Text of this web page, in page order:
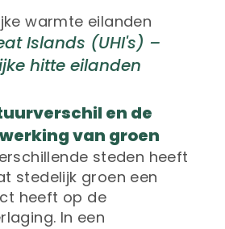
Islands (UHI's) –
hitte eilanden
en de
van groen
steden heeft
stedelijk groen een
heeft op de
In een